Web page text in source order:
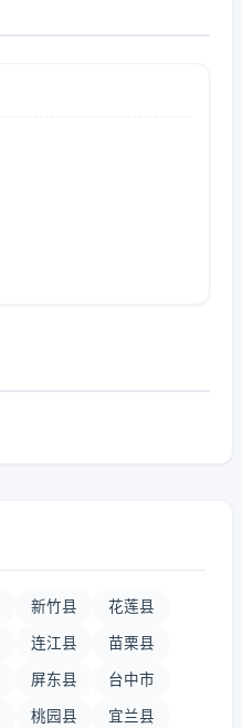
新竹县 花莲县
连江县 苗栗县
屏东县 台中市
桃园县 宜兰县